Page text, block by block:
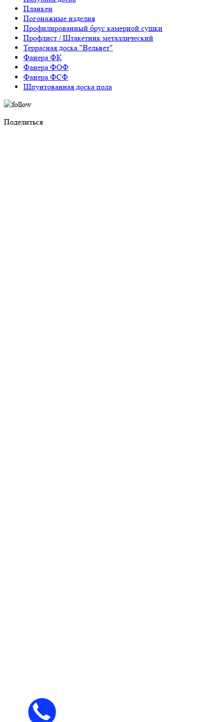
Планкен
Погонажные изделия
Профилированный брус камерной сушки
Профлист / Штакетник металлический
Террасная доска "Вельвет"
Фанера ФК
Фанера ФОФ
Фанера ФСФ
Шпунтованная доска пола
Поделиться